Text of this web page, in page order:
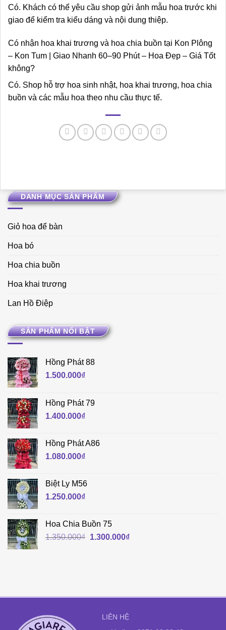
DANH MỤC SẢN PHẨM
Giỏ hoa để bàn
Hoa bó
Hoa chia buồn
Hoa khai trương
Lan Hồ Điệp
SẢN PHẨM NỔI BẬT
Hồng Phát 88
1.500.000₫
Hồng Phát 79
1.400.000₫
Hồng Phát A86
1.080.000₫
Biệt Ly M56
1.250.000₫
Hoa Chia Buồn 75
1.350.000₫ Giá
1.300.000₫Giá
Có. Khách có thể yêu cầu shop gửi ảnh mẫu hoa trước khi
giao để kiểm tra kiểu dáng và nội dung thiệp.
Có nhận hoa khai trương và hoa chia buồn tại Kon Plông
– Kon Tum | Giao Nhanh 60–90 Phút – Hoa Đẹp – Giá Tốt
không?
Có. Shop hỗ trợ hoa sinh nhật, hoa khai trương, hoa chia
buồn và các mẫu hoa theo nhu cầu thực tế.
LIÊN HỆ